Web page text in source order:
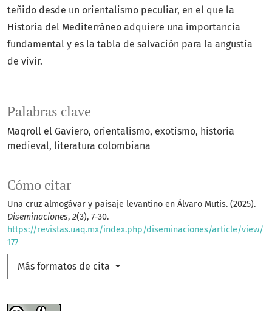
Palabras clave
Maqroll el Gaviero orientalismo exotismo historia
medieval literatura colombiana
Cómo citar
Una cruz almogávar y paisaje levantino en Álvaro Mutis. (2025).
Diseminaciones, 2(3), 7-30.
https://revistas.uaq.mx/index.php/diseminaciones/article/view/
177
Más formatos de cita
teñido desde un orientalismo peculiar, en el que la
Historia del Mediterráneo adquiere una importancia
fundamental y es la tabla de salvación para la angustia
de vivir.